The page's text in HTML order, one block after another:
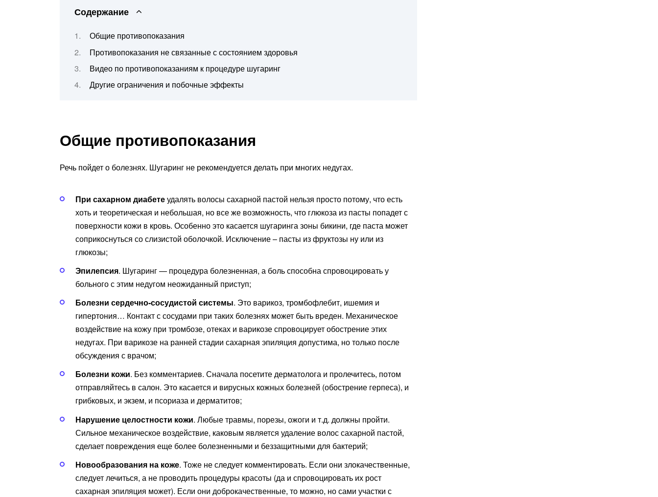
Содержание
Общие противопоказания
Противопоказания не связанные с состоянием здоровья
Видео по противопоказаниям к процедуре шугаринг
Другие ограничения и побочные эффекты
Общие противопоказания
Речь пойдет о болезнях. Шугаринг не рекомендуется делать при многих недугах.
При сахарном диабетеудалять волосы сахарной пастой нельзя просто потому, что есть
хоть и теоретическая и небольшая, но все же возможность, что глюкоза из пасты попадет с
поверхности кожи в кровь. Особенно это касается шугаринга зоны бикини, где паста может
соприкоснуться со слизистой оболочкой. Исключение – пасты из фруктозы ну или из
глюкозы;
Эпилепсия. Шугаринг — процедура болезненная, а боль способна спровоцировать у
больного с этим недугом неожиданный приступ;
Болезни сердечно-сосудистой системы. Это варикоз, тромбофлебит, ишемия и
гипертония… Контакт с сосудами при таких болезнях может быть вреден. Механическое
воздействие на кожу при тромбозе, отеках и варикозе спровоцирует обострение этих
недугах. При варикозе на ранней стадии сахарная эпиляция допустима, но только после
обсуждения с врачом;
Болезни кожи. Без комментариев. Сначала посетите дерматолога и пролечитесь, потом
отправляйтесь в салон. Это касается и вирусных кожных болезней (обострение герпеса), и
грибковых, и экзем, и псориаза и дерматитов;
Нарушение целостности кожи. Любые травмы, порезы, ожоги и т.д. должны пройти.
Сильное механическое воздействие, каковым является удаление волос сахарной пастой,
сделает повреждения еще более болезненными и беззащитными для бактерий;
Новообразования на коже. Тоже не следует комментировать. Если они злокачественные,
следует лечиться, а не проводить процедуры красоты (да и спровоцировать их рост
сахарная эпиляция может). Если они доброкачественные, то можно, но сами участки с